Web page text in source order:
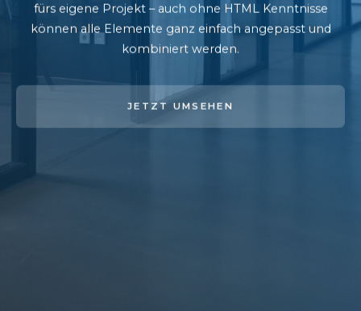
fürs eigene Projekt – auch ohne HTML Kenntnisse
können alle Elemente ganz einfach angepasst und
kombiniert werden.
JETZT UMSEHEN